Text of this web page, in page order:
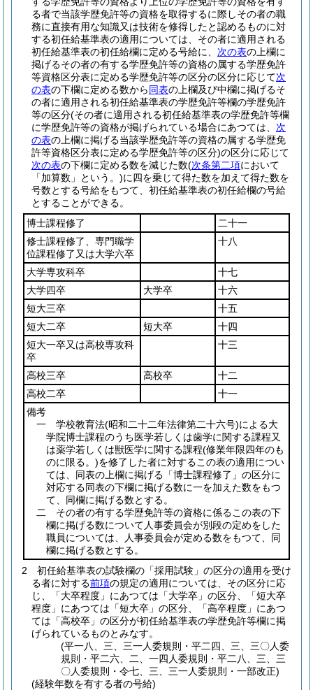
る者で当該学歴免許等の資格を取得するに際しその者の職
務に直接有用な知識又は技術を修得したと認めるものに対
する初任給基準表の適用については、その者に適用される
初任給基準表の初任給欄に定める号給に、 次の表の上欄に
掲げるその者の有する学歴免許等の資格の属する学歴免許
等資格区分表に定める学歴免許等の区分の区分に応じて次
の表の下欄に定める数から同表の上欄及び中欄に掲げるそ
の者に適用される初任給基準表の学歴免許等欄の学歴免許
等の区分(その者に適用される初任給基準表の学歴免許等欄
に学歴免許等の資格が掲げられている場合にあつては、 次
の表の上欄に掲げる当該学歴免許等の資格の属する学歴免
許等資格区分表に定める学歴免許等の区分)の区分に応じて
次の表の下欄に定める数を減じた数(次条第二項において
「加算数」という。)に四を乗じて得た数を加えて得た数を
号数とする号給をもつて、初任給基準表の初任給欄の号給
とすることができる。
博士課程修了
二十一
修士課程修了、専門職学
位課程修了又は大学六卒
十八
大学専攻科卒
十七
大学四卒
大学卒
十六
短大三卒
十五
短大二卒
短大卒
十四
短大一卒又は高校専攻科
卒
十三
高校三卒 高校卒
十二
高校二卒
十一
備考
一 学校教育法(昭和二十二年法律第二十六号)による大
学院博士課程のうち医学若しくは歯学に関する課程又
は薬学若しくは獣医学に関する課程(修業年限四年のも
のに限る。)を修了した者に対するこの表の適用につい
ては、同表の上欄に掲げる「博士課程修了」の区分に
対応する同表の下欄に掲げる数に一を加えた数をもつ
て、同欄に掲げる数とする。
二 その者の有する学歴免許等の資格に係るこの表の下
欄に掲げる数について人事委員会が別段の定めをした
職員については、人事委員会が定める数をもつて、同
欄に掲げる数とする。
2
初任給基準表の試験欄の「採用試験」の区分の適用を受け
る者に対する前項の規定の適用については、その区分に応
じ、「大卒程度」にあつては「大学卒」の区分、「短大卒
程度」にあつては「短大卒」の区分、「高卒程度」にあつ
ては「高校卒」の区分が初任給基準表の学歴免許等欄に掲
げられているものとみなす。
(平一八、三、三一人委規則・平二四、三、三〇人委
規則・平二六、二、一四人委規則・平二八、三、三
〇人委規則・令七、三、三一人委規則・一部改正)
(経験年数を有する者の号給)